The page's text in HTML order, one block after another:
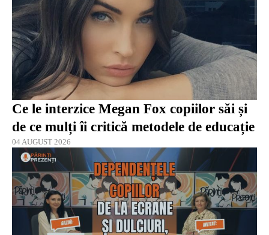
Ce le interzice Megan Fox copiilor săi și
de ce mulți îi critică metodele de educație
04 AUGUST 2026